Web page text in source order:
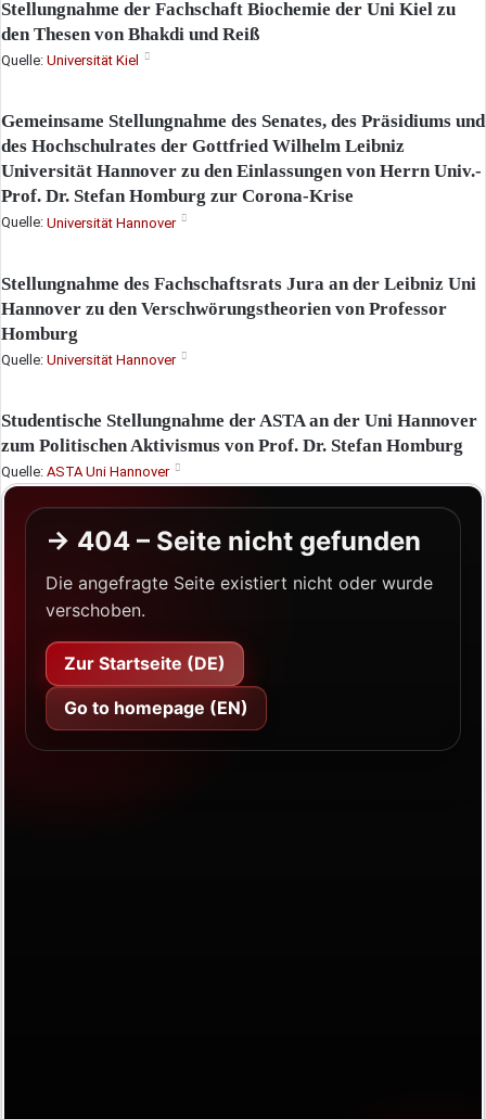
Stellungnahme der Fachschaft Biochemie der Uni Kiel zu
den Thesen von Bhakdi und Reiß
Quelle: Universität Kiel
Gemeinsame Stellungnahme des Senates, des Präsidiums und
des Hochschulrates der Gottfried Wilhelm Leibniz
Universität Hannover zu den Einlassungen von Herrn Univ.-
Prof. Dr. Stefan Homburg zur Corona-Krise
Quelle: Universität Hannover
Stellungnahme des Fachschaftsrats Jura an der Leibniz Uni
Hannover zu den Verschwörungstheorien von Professor
Homburg
Quelle: Universität Hannover
Studentische Stellungnahme der ASTA an der Uni Hannover
zum Politischen Aktivismus von Prof. Dr. Stefan Homburg
Quelle: ASTA Uni Hannover